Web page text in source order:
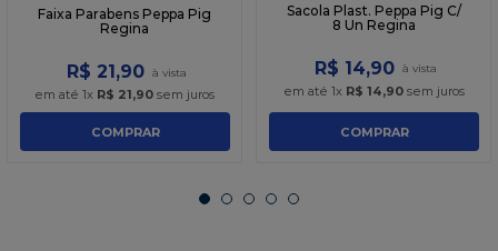
Faixa Parabens Peppa Pig
Regina
R$ 21 ,90
em até 1x R$ 21,90 sem juros
COMPRAR
Sacola Plast. Peppa Pig C/
8 Un Regina
R$ 14,90
em até 1x R$ 14,90sem juros
COMPRAR